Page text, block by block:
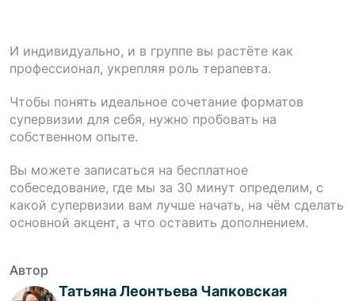
И индивидуально, и в группе вы растёте как
профессионал, укрепляя роль терапевта.
Чтобы понять идеальное сочетание форматов
супервизии для себя, нужно пробовать на
собственном опыте.
Вы можете записаться на бесплатное
собеседование, где мы за 30 минут определим, с
какой супервизии вам лучше начать, на чём сделать
основной акцент, а что оставить дополнением.
Автор
Татьяна Леонтьева Чапковская